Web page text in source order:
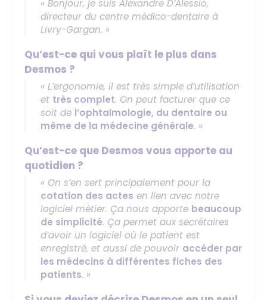
« Bonjour, je suis Alexandre D’Alessio,
directeur du centre médico-dentaire à
Livry-Gargan. »
Qu’est-ce qui vous plaît le plus dans
Desmos ?
« L’ergonomie, il est très simple d’utilisation
et très complet. On peut facturer que ce
soit de l’ophtalmologie, du dentaire ou
même de la médecine générale. »
Qu’est-ce que Desmos vous apporte au
quotidien ?
« On s’en sert principalement pour la
cotation des actes en lien avec notre
logiciel métier. Ça nous apporte beaucoup
de simplicité. Ça permet aux secrétaires
d’avoir un logiciel où le patient est
enregistré, et aussi de pouvoir accéder par
les médecins à différentes fiches des
patients. »